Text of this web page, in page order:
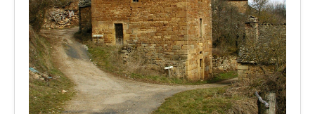
Nos villages
Actualités